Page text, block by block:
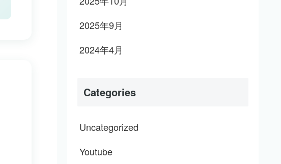
2025年9月
2024年4月
Categories
Uncategorized
Youtube